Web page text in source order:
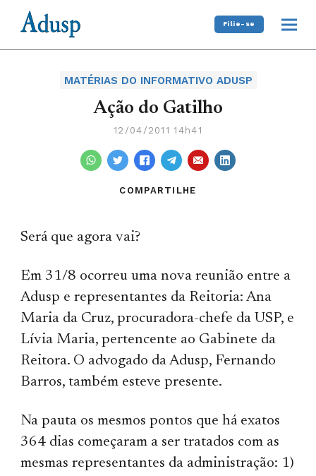
Filie-se
MATÉRIAS DO INFORMATIVO ADUSP
Ação do Gatilho
12/04/2011 14h41
COMPARTILHE
Será que agora vai?
Em 31/8 ocorreu uma nova reunião entre a
Adusp e representantes da Reitoria: Ana
Maria da Cruz, procuradora-chefe da USP, e
Lívia Maria, pertencente ao Gabinete da
Reitora. O advogado da Adusp, Fernando
Barros, também esteve presente.
Na pauta os mesmos pontos que há exatos
364 dias começaram a ser tratados com as
mesmas representantes da administração: 1)